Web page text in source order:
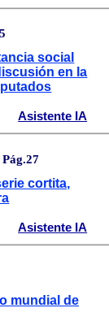
social
en la
Asistente IA
cortita,
Asistente IA
mundial de